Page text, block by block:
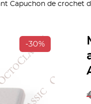
Capuchon de crochet
-30%